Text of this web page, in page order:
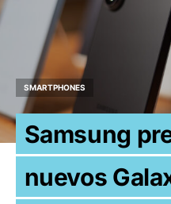
SMARTPHONES
Samsung
nuevos